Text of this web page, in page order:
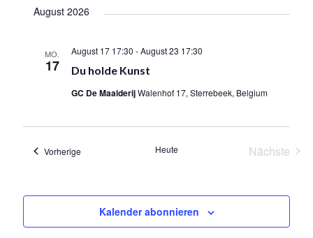
Suche
wählen.
August 2026
MO.
17 Du holde Kunst
August 17 17:30 -August 23 17:30
GC De MaalderijWalenhof 17, Sterrebeek, Belgium
VorherigeVeranstaltungen Heute
Nächste
Kalender abonnieren